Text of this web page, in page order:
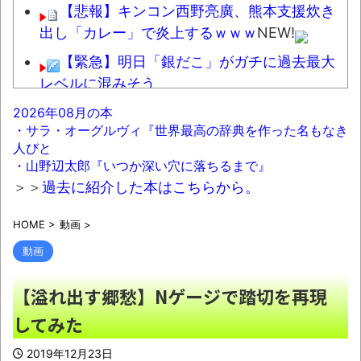
【悲報】キンコン西野亮廣、熊本支援炊き
出し「カレー」で炎上するｗｗｗNEW!
【緊急】明日「銀だこ」がガチに過去最大
レベルに混みそう
wwwwwwwwwwwwwwwwwwwwwwwww
w NEW!
【大阪】建設会社の従業員(79)、同僚(52)
の言葉遣いが悪いという理由でクビに刃物を刺
して殺害NEW!
レトロパソコンの雑誌掲載プログラムリス
トを打ち込んだゲームプレイ動画で当時が懐か
【朗報】八田與一容疑者、詰む 情報提供
が累計1万3600件超え 目撃情報は「関東」が
最多NEW!
2026年08月の本
・サラ・オーグルヴィ『世界最高の辞典を作った名もなき
人びと
・山野辺太郎『いつか深い穴に落ちるまで』
＞＞過去に紹介した本はこちらから。
HOME > 動画 >
動画
【溢れ出す郷愁】Nゲージで踏切を再現
してみた
2019年12月23日